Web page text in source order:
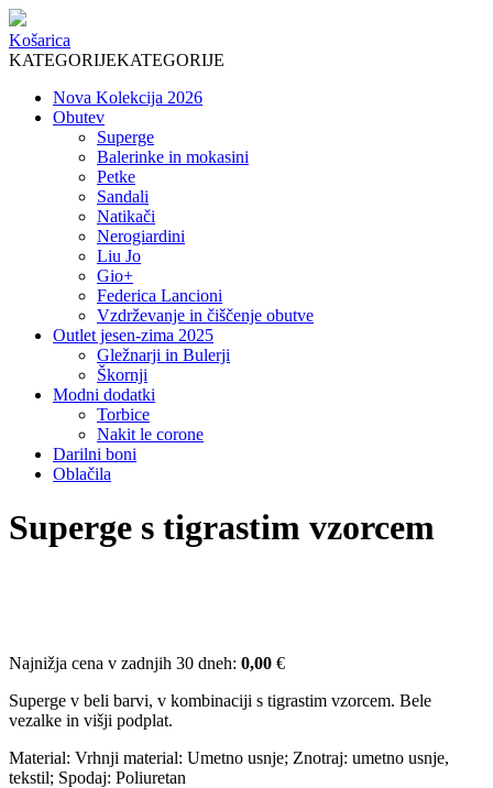
Košarica
KATEGORIJEKATEGORIJE
Nova Kolekcija 2026
Obutev
Superge
Balerinke in mokasini
Petke
Sandali
Natikači
Nerogiardini
Liu Jo
Gio+
Federica Lancioni
Vzdrževanje in čiščenje obutve
Outlet jesen-zima 2025
Gležnarji in Bulerji
Škornji
Modni dodatki
Torbice
Nakit le corone
Darilni boni
Oblačila
Superge s tigrastim vzorcem
Najnižja cena v zadnjih 30 dneh: 0,00 €
Superge v beli barvi, v kombinaciji s tigrastim vzorcem. Bele
vezalke in višji podplat.
Material: Vrhnji material: Umetno usnje; Znotraj: umetno usnje,
tekstil; Spodaj: Poliuretan